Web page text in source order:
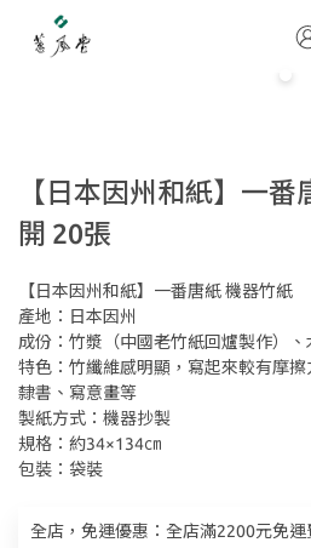
【日本因州和紙】一番
開 20張
【日本因州和紙】一番唐紙 機器竹紙
產地：日本因州
成份：竹漿（中國老竹紙回爐製作）、
特色：竹纖維感明顯，寫起來較有摩擦
隸書、寫意畫等
製紙方式：機器抄製
規格：約34×134㎝
包裝：袋裝
全店，免運優惠：全店滿2200元免運